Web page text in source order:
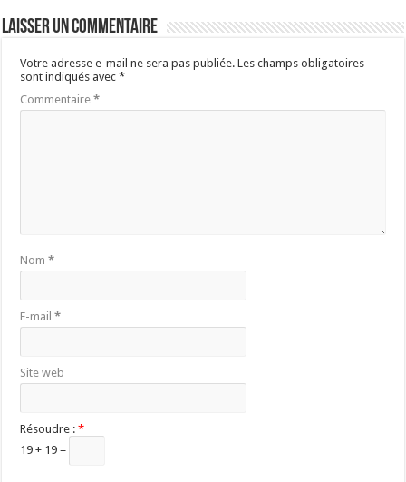
Laisser un commentaire
Votre adresse e-mail ne sera pas publiée. Les champs obligatoires
sont indiqués avec*
Commentaire*
Nom*
E-mail*
Site web
Résoudre :*
19 + 19 =